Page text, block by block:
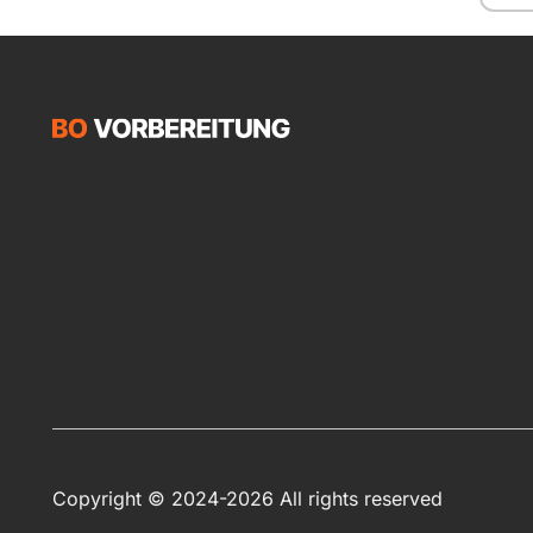
Copyright © 2024-2026 All rights reserved